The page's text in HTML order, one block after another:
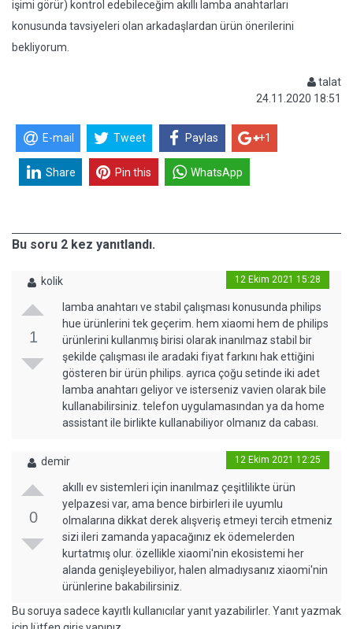
işimi görür) kontrol edebileceğim akıllı lamba anahtarları
konusunda tavsiyeleri olan arkadaşlardan ürün önerilerini
bekliyorum.
talat
24.11.2020 18:51
E-mail Tweet Paylas +1
Share Pin this WhatsApp
Bu soru 2 kez yanıtlandı.
kolik 12 Ekim 2021 15:28
1
lamba anahtarı ve stabil çalışması konusunda philips
hue ürünlerini tek geçerim. hem xiaomi hem de philips
ürünlerini kullanmış birisi olarak inanılmaz stabil bir
şekilde çalışması ile aradaki fiyat farkını hak ettiğini
gösteren bir ürün philips. ayrıca çoğu setinde iki adet
lamba anahtarı geliyor ve isterseniz vavien olarak bile
kullanabilirsiniz. telefon uygulamasından ya da home
assistant ile birlikte kullanabiliyor olmanız da cabası.
demir 12 Ekim 2021 12:25
0
akıllı ev sistemleri için inanılmaz çeşitlilikte ürün
yelpazesi var, ama bence birbirleri ile uyumlu
olmalarına dikkat derek alışveriş etmeyi tercih etmeniz
sizi ileri zamanda yapacağınız ek ödemelerden
kurtatmış olur. özellikle xiaomi'nin ekosistemi her
alanda genişleyebiliyor, halen almadıysanız xiaomi'nin
ürünlerine bakabilirsiniz.
Bu soruya sadece kayıtlı kullanıcılar yanıt yazabilirler. Yanıt yazmak